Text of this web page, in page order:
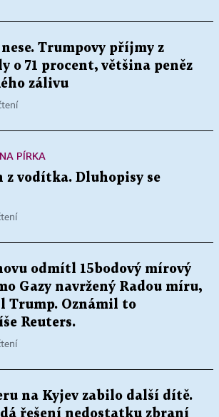
Trumpovy příjmy z
o 71 procent, většina peněz
zálivu
PÍRKA
z vodítka. Dluhopisy se
odmítl 15bodový mírový
Gazy navržený Radou míru,
Trump. Oznámil to
Reuters.
na Kyjev zabilo další dítě.
řešení nedostatku zbraní